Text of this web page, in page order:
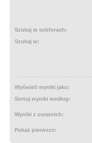
Szukaj w subforach:
Szukaj w:
Wyświetl wyniki jako:
Sortuj wyniki według:
Wyniki z ostatnich:
Pokaż pierwsze: